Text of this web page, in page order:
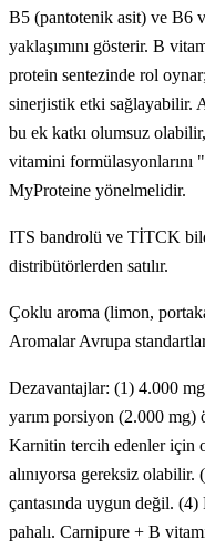
B5 (pantotenik asit) ve B6
yaklaşımını gösterir. B
protein sentezinde rol
sinerjistik etki sağlayabilir.
bu ek katkı olumsuz
vitamini formülasyonlarını
MyProteine yönelmelidir.
ITS bandrolü ve TİTCK
distribütörlerden satılır.
Çoklu aroma (limon,
Aromalar Avrupa
Dezavantajlar: (1) 4.000
yarım porsiyon (2.000
Karnitin tercih edenler için
alınıyorsa gereksiz olabilir.
çantasında uygun değil.
pahalı. Carnipure + B